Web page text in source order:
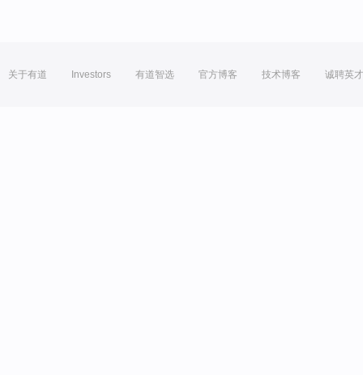
关于有道 Investors 有道智选 官方博客 技术博客 诚聘英才